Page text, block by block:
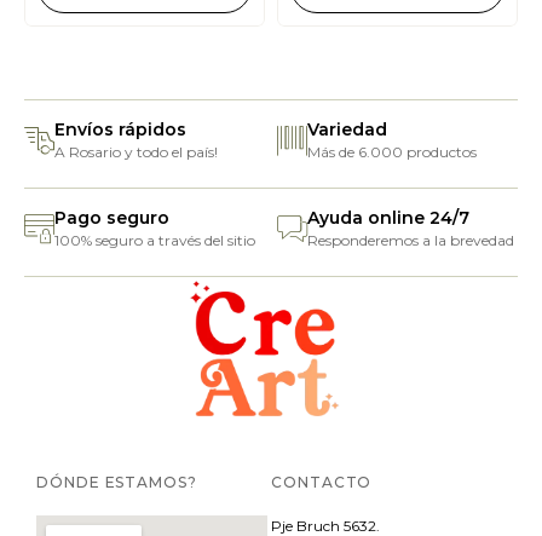
Envíos rápidos
A Rosario y todo el país!
Variedad
Más de 6.000 productos
Pago seguro
100% seguro a través del sitio
Ayuda online 24/7
Responderemos a la brevedad
DÓNDE ESTAMOS? CONTACTO
Pje Bruch 5632.